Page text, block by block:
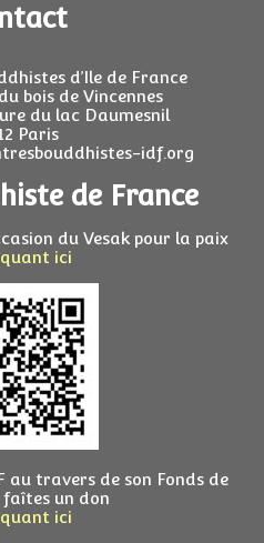
d’Ile de France
bois de Vincennes
du lac Daumesnil
Paris
idf.org
de France
du Vesak pour la paix
ici
au travers de son Fonds de
un don
ici